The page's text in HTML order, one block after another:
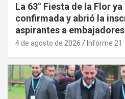
La 63° Fiesta de la Flor
confirmada y abrió la
aspirantes a embajadores
4 de agosto de 2026 Informe 21